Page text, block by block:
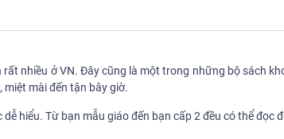
nhiều ở VN. Đây cũng là một trong những bộ sách
mài đến tận bây giờ.
hiểu. Từ bạn mẫu giáo đến bạn cấp 2 đều có thể đọc